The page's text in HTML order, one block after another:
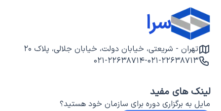
سرا
تهران - شریعتی، خیابان دولت، خیابان جلالی، پلاک ۲۰
۰۲۱-۲۲۶۳۸۷۱۳-۰۲۱-۲۲۶۳۸۷۱۴
لینک های مفید
مایل به برگزاری دوره برای سازمان خود هستید؟